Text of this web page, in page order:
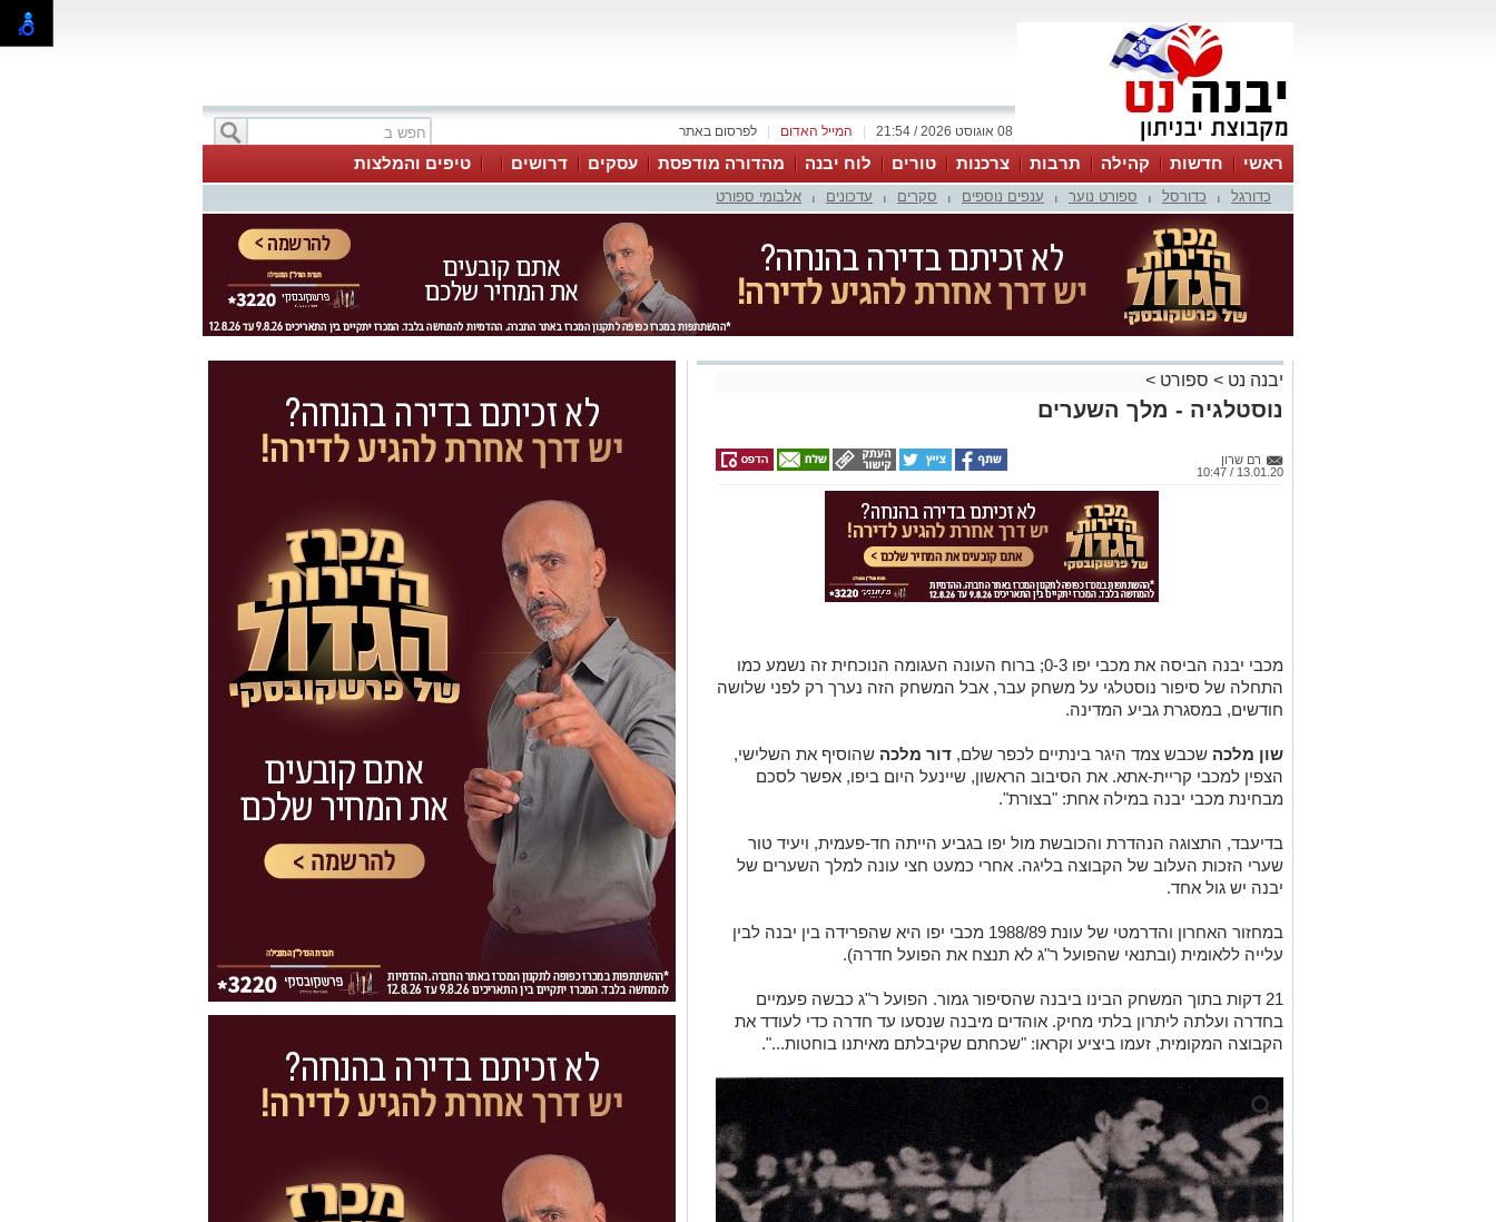
לפרסום באתר המייל האדום 08 אוגוסט 2026 / 21:54
ראשי חדשות קהילה תרבות צרכנות טורים לוח יבנה מהדורה מודפסת עסקים דרושים טיפים והמלצות
כדורגל כדורסל ספורט נוער ענפים נוספים סקרים עדכונים אלבומי ספורט
יבנה נט > ספורט >
נוסטלגיה - מלך השערים
רם שרון
13.01.20 / 10:47
מכבי יבנה הביסה את מכבי יפו 0-3; ברוח העונה העגומה הנוכחית זה נשמע כמו
התחלה של סיפור נוסטלגי על משחק עבר, אבל המשחק הזה נערך רק לפני שלושה
חודשים, במסגרת גביע המדינה.
שון מלכה שכבש צמד היגר בינתיים לכפר שלם, דור מלכה שהוסיף את השלישי,
הצפין למכבי קריית-אתא. את הסיבוב הראשון, שיינעל היום ביפו, אפשר לסכם
מבחינת מכבי יבנה במילה אחת: "בצורת".
בדיעבד, התצוגה הנהדרת והכובשת מול יפו בגביע הייתה חד-פעמית, ויעיד טור
שערי הזכות העלוב של הקבוצה בליגה. אחרי כמעט חצי עונה למלך השערים של
יבנה יש גול אחד.
במחזור האחרון והדרמטי של עונת 1988/89 מכבי יפו היא שהפרידה בין יבנה לבין
עלייה ללאומית (ובתנאי שהפועל ר"ג לא תנצח את הפועל חדרה).
21 דקות בתוך המשחק הבינו ביבנה שהסיפור גמור. הפועל ר"ג כבשה פעמיים
בחדרה ועלתה ליתרון בלתי מחיק. אוהדים מיבנה שנסעו עד חדרה כדי לעודד את
הקבוצה המקומית, זעמו ביציע וקראו: "שכחתם שקיבלתם מאיתנו בוחטות...".